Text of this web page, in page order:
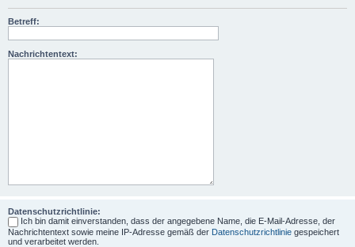
Betreff:
Nachrichtentext:
Datenschutzrichtlinie:
Ich bin damit einverstanden, dass der angegebene Name, die E-Mail-Adresse, der
Nachrichtentext sowie meine IP-Adresse gemäß der Datenschutzrichtlinie gespeichert
und verarbeitet werden.